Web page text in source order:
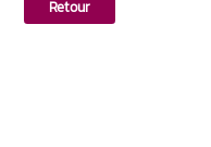
Retour